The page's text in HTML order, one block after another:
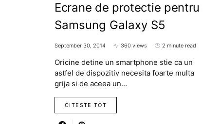
Ecrane de protectie pentru
Samsung Galaxy S5
September 30, 2014 360 views 2 minute read
Oricine detine un smartphone stie ca un
astfel de dispozitiv necesita foarte multa
grija si de aceea un…
CITESTE TOT